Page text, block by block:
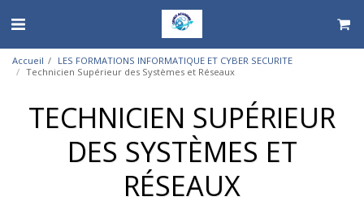
Accueil
LES FORMATIONS INFORMATIQUE ET CYBER SECURITE
Technicien Supérieur des Systèmes et Réseaux
TECHNICIEN SUPÉRIEUR
DES SYSTÈMES ET
RÉSEAUX